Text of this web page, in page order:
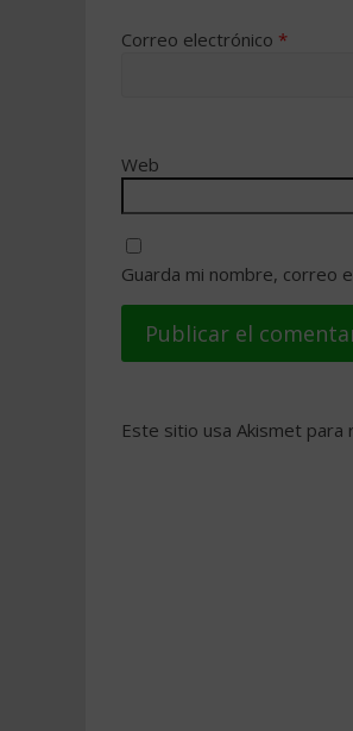
Correo electrónico *
Web
Guarda mi nombre, correo
Este sitio usa Akismet para